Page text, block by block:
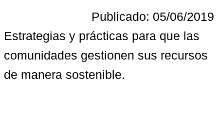
Publicado: 05/06/2019
Estrategias y prácticas para que las
comunidades gestionen sus recursos
de manera sostenible.